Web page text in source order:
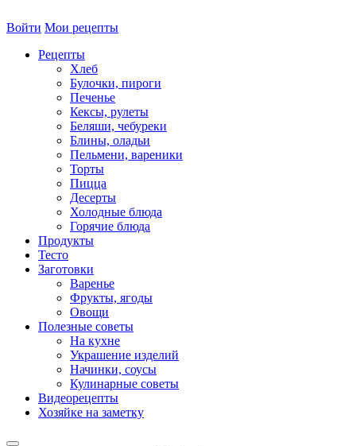
Войти Мои рецепты
Рецепты
Хлеб
Булочки, пироги
Печенье
Кексы, рулеты
Беляши, чебуреки
Блины, оладьи
Пельмени, вареники
Торты
Пицца
Десерты
Холодные блюда
Горячие блюда
Продукты
Тесто
Заготовки
Варенье
Фрукты, ягоды
Овощи
Полезные советы
На кухне
Украшение изделий
Начинки, соусы
Кулинарные советы
Видеорецепты
Хозяйке на заметку